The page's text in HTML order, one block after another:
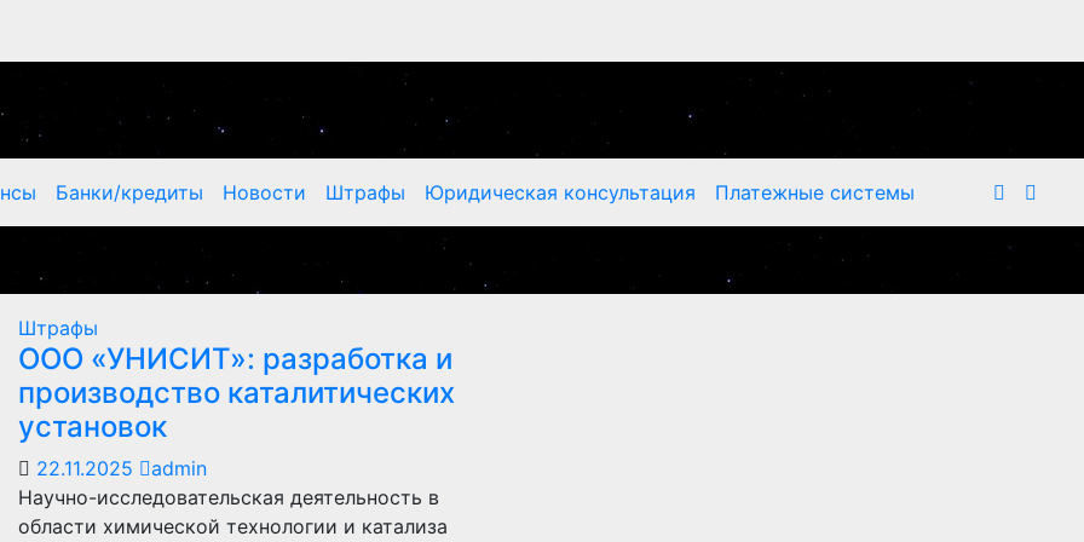
Банки/кредиты Новости Штрафы Юридическая консультация Платежные системы
Штрафы
ООО «УНИСИТ»: разработка и
производство каталитических
установок
22.11.2025
admin
Научно-исследовательская деятельность в
области химической технологии и катализа